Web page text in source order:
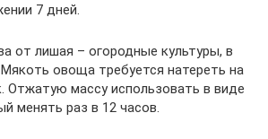
7 дней.
от лишая – огородные культуры, в
овоща требуется натереть на
Отжатую массу использовать в виде
менять раз в 12 часов.